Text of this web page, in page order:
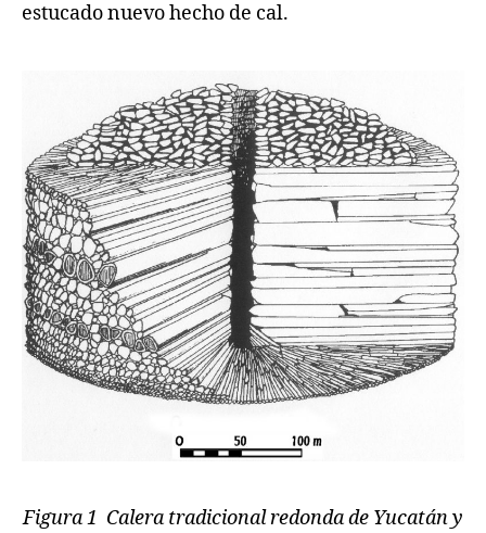
estucado nuevo hecho de cal.
Figura 1 Calera tradicional redonda de Yucatán y